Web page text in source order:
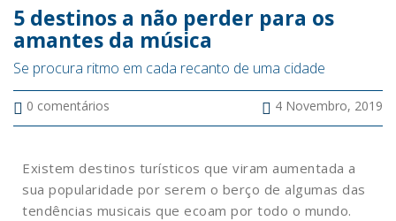
5 destinos a não perder para os
amantes da música
Se procura ritmo em cada recanto de uma cidade
0 comentários 4 Novembro, 2019
Existem destinos turísticos que viram aumentada a
sua popularidade por serem o berço de algumas das
tendências musicais que ecoam por todo o mundo.